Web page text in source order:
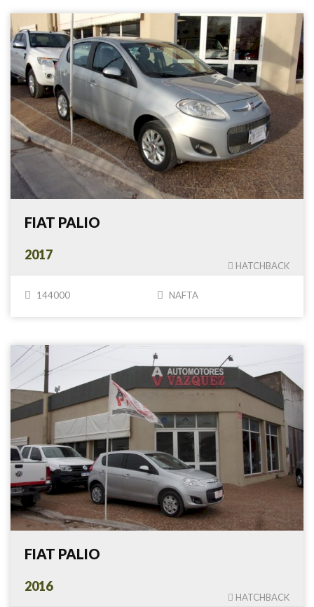
FIAT PALIO
2017
HATCHBACK
144000 NAFTA
FIAT PALIO
2016
HATCHBACK